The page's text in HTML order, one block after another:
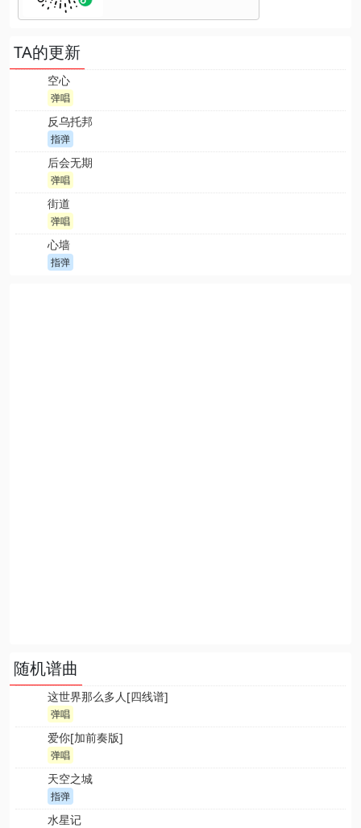
TA的更新
空心
弹唱
反乌托邦
指弹
后会无期
弹唱
街道
弹唱
心墙
指弹
随机谱曲
这世界那么多人[四线谱]
弹唱
爱你[加前奏版]
弹唱
天空之城
指弹
水星记